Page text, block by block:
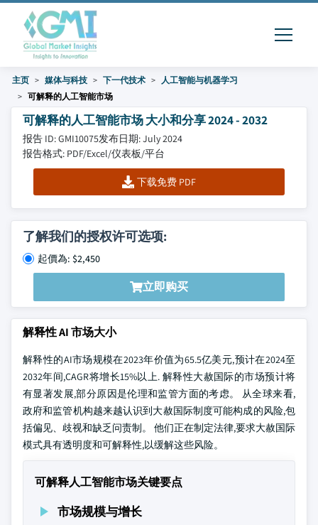
主页 媒体与科技 下一代技术
人工智能与机器学习
可解释的人工智能市场
可解释的人工智能市场 大小和分享 2024 - 2032
报告 ID: GMI10075发布日期: July 2024
报告格式: PDF/Excel/仪表板/平台
下载免费 PDF
了解我们的授权许可选项:
起價為: $2,450
立即购买
解释性 AI 市场大小
解释性的AI市场规模在2023年价值为65.5亿美元,预计在2024至
2032年间,CAGR将增长15%以上. 解释性大赦国际的市场预计将
有显著发展,部分原因是伦理和监管方面的考虑。 从全球来看,
政府和监管机构越来越认识到大赦国际制度可能构成的风险,包
括偏见、歧视和缺乏问责制。 他们正在制定法律,要求大赦国际
模式具有透明度和可解释性,以缓解这些风险。
可解释人工智能市场关键要点
市场规模与增长